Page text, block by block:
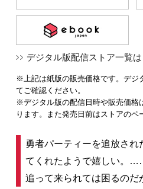
デジタル版配信ストア一覧は
※上記は紙版の販売価格です。デジ
てご確認ください。
※デジタル版の配信日時や販売価格
ります。また発売日前はストアのペ
勇者パーティーを追放され
てくれたようで嬉しい。
追って来られては困るのだ